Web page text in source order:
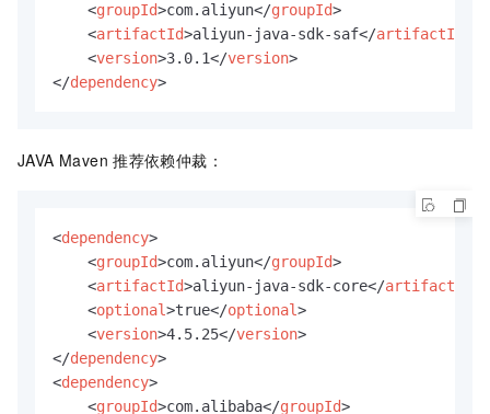
<groupId>com.aliyun</groupId>
<artifactId>aliyun-java-sdk-saf</artifactId
<version>3.0.1</version>
</dependency>
JAVA Maven 推荐依赖仲裁：
<dependency>
<groupId>com.aliyun</groupId>
<artifactId>aliyun-java-sdk-core</artifactId
<optional>true</optional>
<version>4.5.25</version>
</dependency>
<dependency>
<groupId>com.alibaba</groupId>